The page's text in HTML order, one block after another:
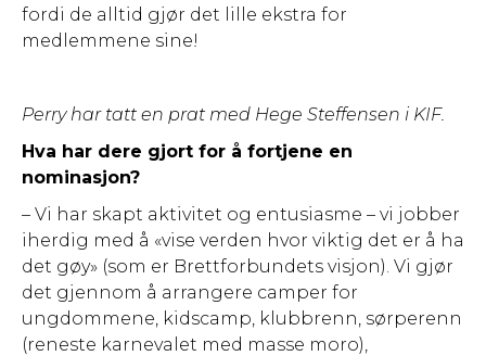
fordi de alltid gjør det lille ekstra for
medlemmene sine!
Perry har tatt en prat med Hege Steffensen i KIF.
Hva har dere gjort for å fortjene en
nominasjon?
– Vi har skapt aktivitet og entusiasme – vi jobber
iherdig med å «vise verden hvor viktig det er å ha
det gøy» (som er Brettforbundets visjon). Vi gjør
det gjennom å arrangere camper for
ungdommene, kidscamp, klubbrenn, sørperenn
(reneste karnevalet med masse moro),